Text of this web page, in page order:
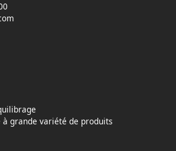
à grande variété de produits